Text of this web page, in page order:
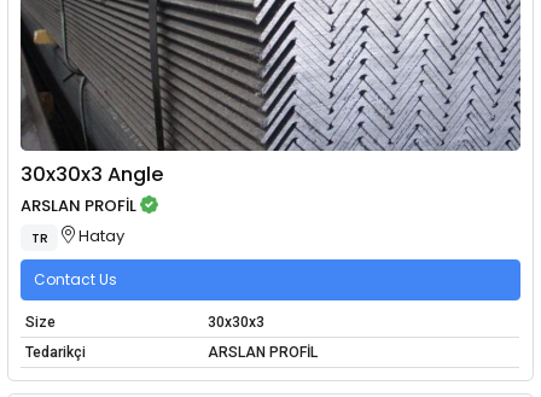
30x30x3 Angle
ARSLAN PROFİL
TR Hatay
Contact Us
Size
30x30x3
Tedarikçi
ARSLAN PROFİL